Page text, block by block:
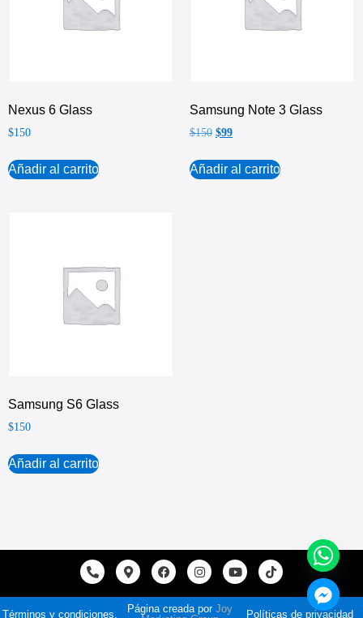
Nexus 6 Glass
$150
Añadir al carrito
Samsung Note 3 Glass
$150 $99
Añadir al carrito
Samsung S6 Glass
$150
Añadir al carrito
Términos y condiciones. Página creada por Joy
Políticas de privacidad